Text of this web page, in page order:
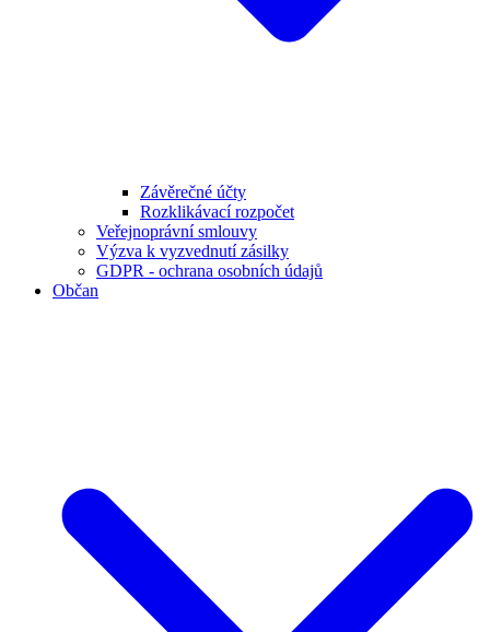
Závěrečné účty
Rozklikávací rozpočet
Veřejnoprávní smlouvy
Výzva k vyzvednutí zásilky
GDPR - ochrana osobních údajů
Občan